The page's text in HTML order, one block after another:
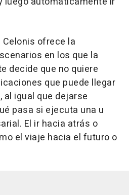
ofrece la
en los que la
decide que no quiere
que puede llegar
igual que dejarse
pasa si ejecuta una u
El ir hacia atrás o
el viaje hacia el futuro o